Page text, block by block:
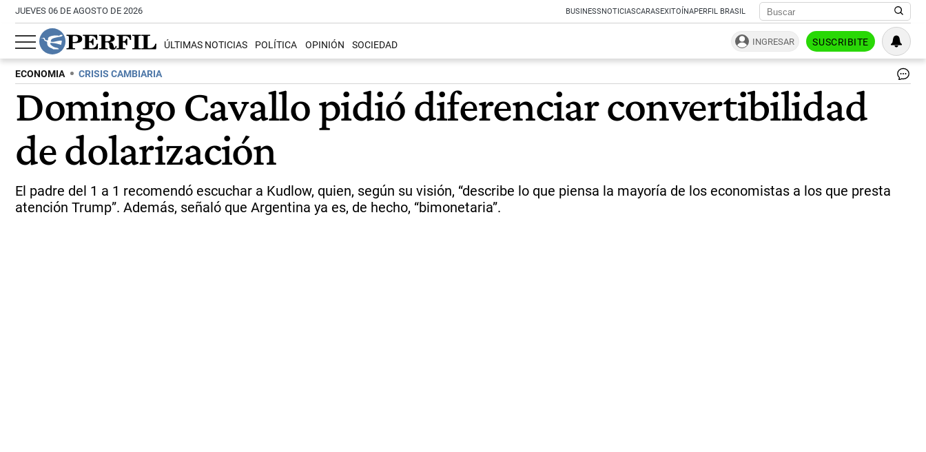
JUEVES 06 DE AGOSTO DE 2026 BUSINESSNOTICIASCARASEXITOÍNAPERFIL BRASIL
ÚLTIMAS NOTICIAS POLÍTICA OPINIÓN SOCIEDAD INGRESAR SUSCRIBITE
ECONOMIA CRISIS CAMBIARIA
Domingo Cavallo pidió diferenciar convertibilidad
de dolarización
El padre del 1 a 1 recomendó escuchar a Kudlow, quien, según su visión, “describe lo que piensa la mayoría de los economistas a los que presta
atención Trump”. Además, señaló que Argentina ya es, de hecho, “bimonetaria”.